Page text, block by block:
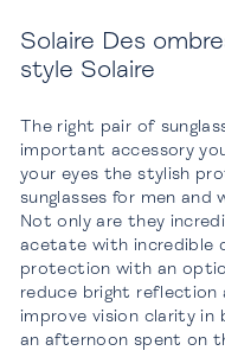
Solaire Des
style Solaire
The right pair of
important accessory
your eyes the stylish
sunglasses for men
Not only are they
acetate with incredible
protection with an
reduce bright reflection
improve vision clarity in
an afternoon spent on